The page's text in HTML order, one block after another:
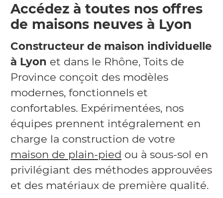
Accédez à toutes nos offres
de maisons neuves à Lyon
Constructeur de maison individuelle
à Lyon et dans le Rhône, Toits de
Province conçoit des modèles
modernes, fonctionnels et
confortables. Expérimentées, nos
équipes prennent intégralement en
charge la construction de votre
maison de plain-pied ou à sous-sol en
privilégiant des méthodes approuvées
et des matériaux de première qualité.